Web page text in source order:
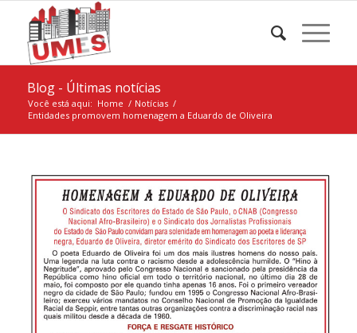
Blog - Últimas notícias
Você está aqui: Home / Notícias /
Entidades promovem homenagem a Eduardo de Oliveira